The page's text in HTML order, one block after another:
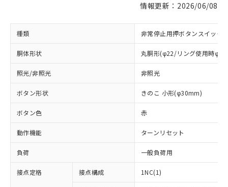
情報更新：2026/06/08
種類 非常停止用押ボタンスイッチ
胴体形状 丸胴形(φ22/リング使用時
照光/非照光 非照光
ボタン形状 きのこ 小形(φ30mm)
ボタン色 赤
動作機能 ターンリセット
負荷 一般負荷用
接点定格 接点構成 1NC(1)